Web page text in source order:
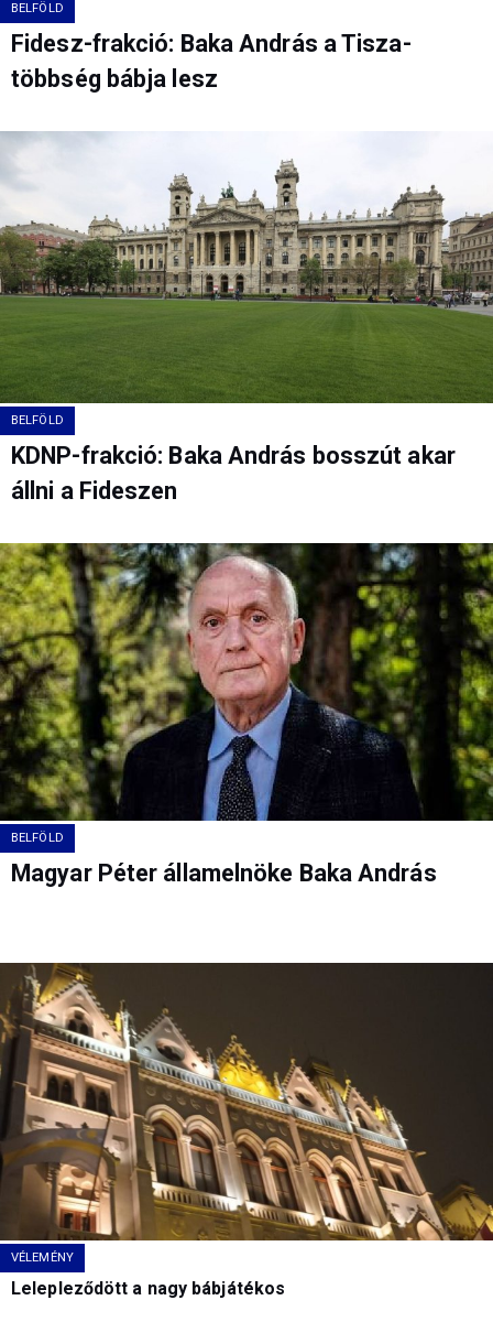
BELFÖLD
Fidesz-frakció: Baka András a Tisza-
többség bábja lesz
BELFÖLD
KDNP-frakció: Baka András bosszút akar
állni a Fideszen
BELFÖLD
Magyar Péter államelnöke Baka András
VÉLEMÉNY
Lelepleződött a nagy bábjátékos